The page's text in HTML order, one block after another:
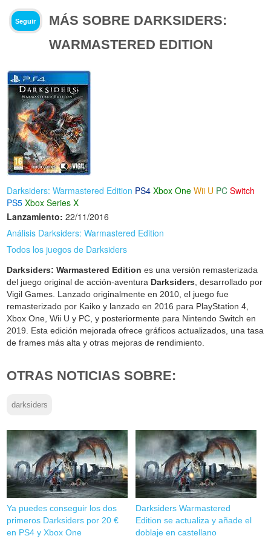
Seguir
MÁS SOBRE DARKSIDERS:
WARMASTERED EDITION
Darksiders: Warmastered Edition PS4 Xbox One Wii U PC Switch
PS5 Xbox Series X
Lanzamiento: 22/11/2016
Análisis Darksiders: Warmastered Edition
Todos los juegos de Darksiders
Darksiders: Warmastered Edition es una versión remasterizada
del juego original de acción-aventura Darksiders , desarrollado por
Vigil Games. Lanzado originalmente en 2010, el juego fue
remasterizado por Kaiko y lanzado en 2016 para PlayStation 4,
Xbox One, Wii U y PC, y posteriormente para Nintendo Switch en
2019. Esta edición mejorada ofrece gráficos actualizados, una tasa
de frames más alta y otras mejoras de rendimiento.
OTRAS NOTICIAS SOBRE:
darksiders
Ya puedes conseguir los dos
primeros Darksiders por 20 €
en PS4 y Xbox One
Darksiders Warmastered
Edition se actualiza y añade el
doblaje en castellano